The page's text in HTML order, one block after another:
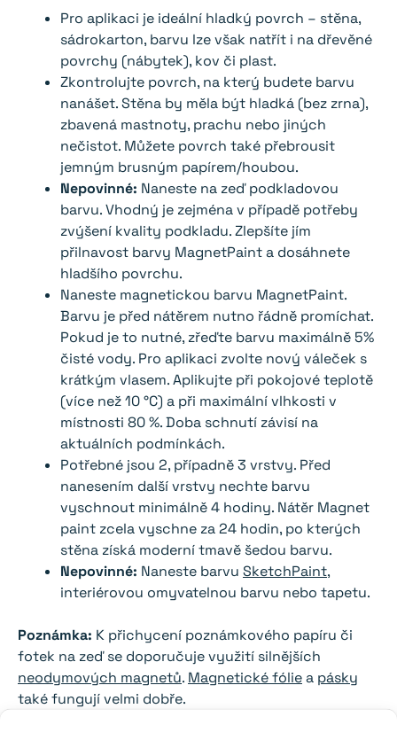
Pro aplikaci je ideální hladký povrch – stěna,
sádrokarton, barvu lze však natřít i na dřevěné
povrchy (nábytek), kov či plast.
Zkontrolujte povrch, na který budete barvu
nanášet. Stěna by měla být hladká (bez zrna),
zbavená mastnoty, prachu nebo jiných
nečistot. Můžete povrch také přebrousit
jemným brusným papírem/houbou.
Nepovinné: Naneste na zeď podkladovou
barvu. Vhodný je zejména v případě potřeby
zvýšení kvality podkladu. Zlepšíte jím
přilnavost barvy MagnetPaint a dosáhnete
hladšího povrchu.
Naneste magnetickou barvu MagnetPaint.
Barvu je před nátěrem nutno řádně promíchat.
Pokud je to nutné, zřeďte barvu maximálně 5%
čisté vody. Pro aplikaci zvolte nový váleček s
krátkým vlasem. Aplikujte při pokojové teplotě
(více než 10 °C) a při maximální vlhkosti v
místnosti 80 %. Doba schnutí závisí na
aktuálních podmínkách.
Potřebné jsou 2, případně 3 vrstvy. Před
nanesením další vrstvy nechte barvu
vyschnout minimálně 4 hodiny. Nátěr Magnet
paint zcela vyschne za 24 hodin, po kterých
stěna získá moderní tmavě šedou barvu.
Nepovinné: Naneste barvu SketchPaint,
interiérovou omyvatelnou barvu nebo tapetu.
Poznámka: K přichycení poznámkového papíru či
fotek na zeď se doporučuje využití silnějších
neodymových magnetů. Magnetické fóliea pásky
také fungují velmi dobře.